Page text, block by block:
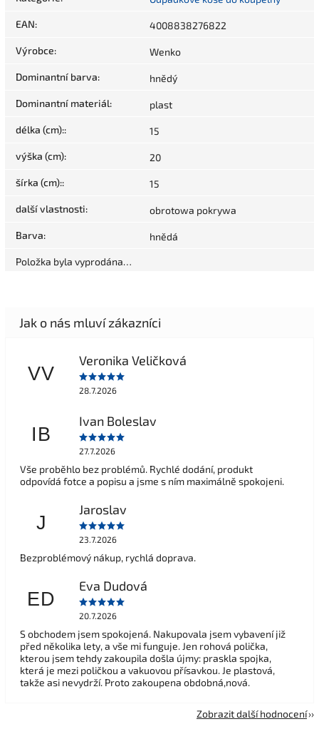
EAN: 4008838276822
Výrobce: Wenko
Dominantní barva: hnědý
Dominantní materiál: plast
délka (cm):: 15
výška (cm): 20
šírka (cm):: 15
další vlastnosti: obrotowa pokrywa
Barva: hnědá
Položka byla vyprodána…
VV
Veronika Veličková
28.7.2026
IB
Ivan Boleslav
27.7.2026
Vše proběhlo bez problémů. Rychlé dodání, produkt
odpovídá fotce a popisu a jsme s ním maximálně spokojeni.
J
Jaroslav
23.7.2026
Bezproblémový nákup, rychlá doprava.
ED
Eva Dudová
20.7.2026
S obchodem jsem spokojená. Nakupovala jsem vybavení již
před několika lety, a vše mi funguje. Jen rohová polička,
kterou jsem tehdy zakoupila došla újmy: praskla spojka,
která je mezi poličkou a vakuovou přísavkou. Je plastová,
takže asi nevydrží. Proto zakoupena obdobná,nová.
Zobrazit další hodnocení